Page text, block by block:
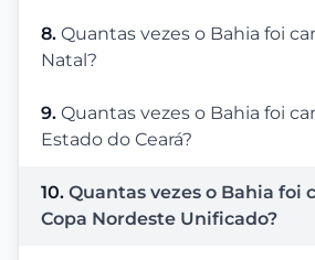
8. Quantas vezes o Bahia foi
Natal?
9. Quantas vezes o Bahia foi
Estado do Ceará?
10. Quantas vezes o Bahia foi
Copa Nordeste Unificado?